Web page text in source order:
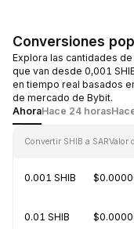
Conversiones
Explora las cantidades
que van desde 0,001
en tiempo real basados
de mercado de Bybit.
AhoraHace 24 horas
Convertir SHIB a SARValor
0.001 SHIB
0.01 SHIB